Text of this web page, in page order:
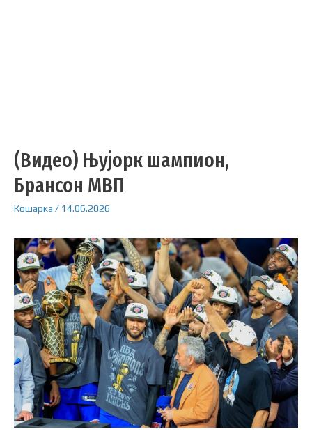
(Видео) Њујорк шампион,
Брансон МВП
Кошарка / 14.06.2026